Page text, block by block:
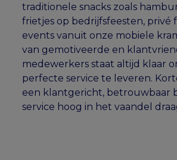
traditionele snacks zoals
frietjes op bedrijfsfeesten, privé
events vanuit onze mobiele
van gemotiveerde en
medewerkers staat altijd klaar
perfecte service te leveren.
een klantgericht, betrouwbaar
service hoog in het vaandel